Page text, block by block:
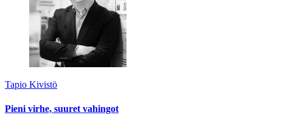
Tapio Kivistö
Pieni virhe, suuret vahingot